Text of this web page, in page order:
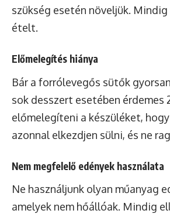
szükség esetén növeljük. Mindig
ételt.
Előmelegítés hiánya
Bár a forrólevegős sütők
sok desszert esetében érdemes
előmelegíteni a készüléket,
azonnal elkezdjen sülni, és ne
Nem megfelelő edények használata
Ne használjunk olyan műanyag
amelyek nem hőállóak. Mindig